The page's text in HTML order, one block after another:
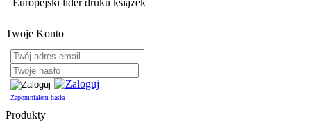
Europejski lider druku książek
Twoje Konto
Zapomniałem hasła
Produkty